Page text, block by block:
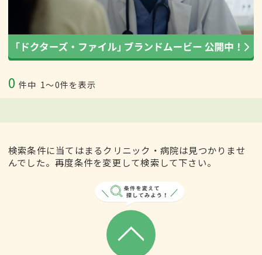
0 件中 1〜0件を表示
検索条件に当てはまるクリニック・病院は見つかりませ
んでした。再度条件を変更して検索して下さい。